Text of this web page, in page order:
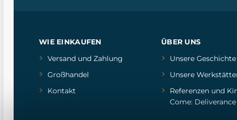
WIE EINKAUFEN
Versand und Zahlung
Großhandel
Kontakt
ÜBER UNS
Unsere Geschichte
Unsere
Referenzenund
Come: Deliverance